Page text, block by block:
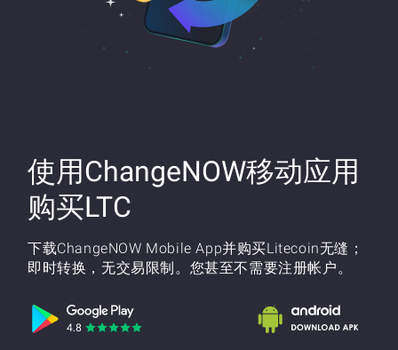
使用ChangeNOW移动应用
购买LTC
下载ChangeNOW Mobile App并购买Litecoin无缝；
即时转换，无交易限制。您甚至不需要注册帐户。